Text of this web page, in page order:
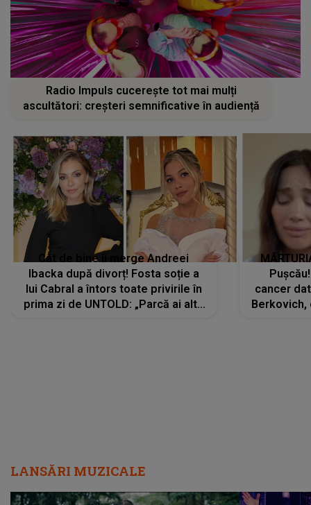
Radio Impuls cucerește tot mai mulți
ascultători: creșteri semnificative în audiență
Cât de bine îi merge Andreei
Ibacka după divorț! Fosta soție a
lui Cabral a întors toate privirile în
prima zi de UNTOLD: „Parcă ai altă
cancer
Berkovich,
LANSĂRI MUZICALE